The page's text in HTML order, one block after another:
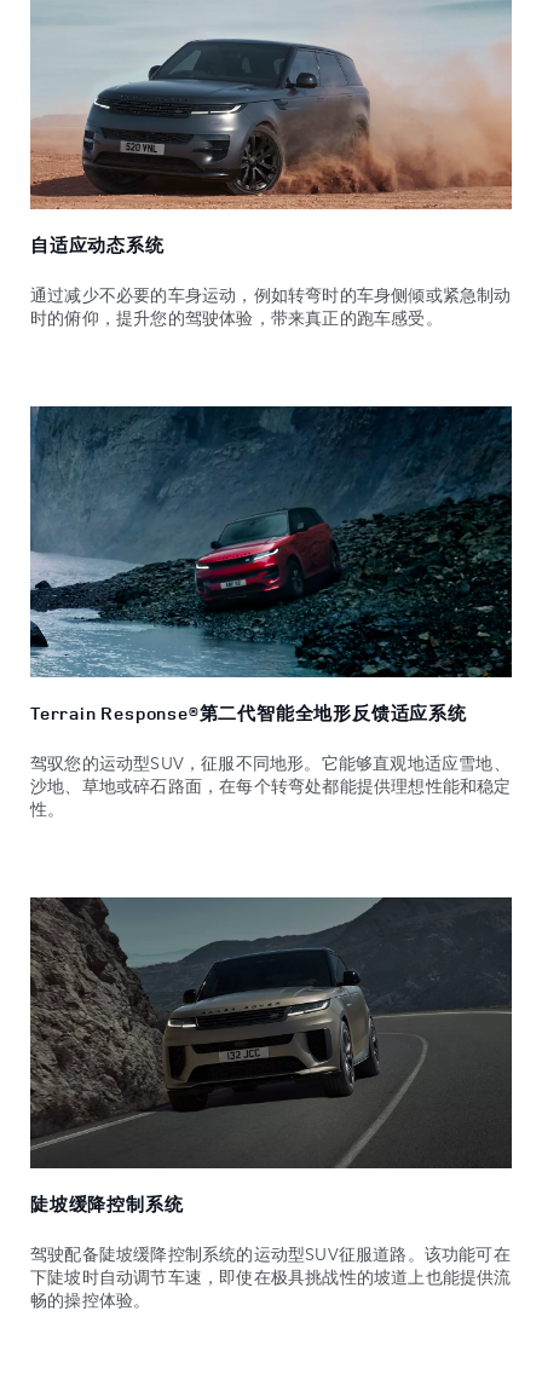
自适应动态系统
通过减少不必要的车身运动，例如转弯时的车身侧倾或紧急制动
时的俯仰，提升您的驾驶体验，带来真正的跑车感受。
Terrain Response®第二代智能全地形反馈适应系统
驾驭您的运动型SUV，征服不同地形。它能够直观地适应雪地、
沙地、草地或碎石路面，在每个转弯处都能提供理想性能和稳定
性。
陡坡缓降控制系统
驾驶配备陡坡缓降控制系统的运动型SUV征服道路。该功能可在
下陡坡时自动调节车速，即使在极具挑战性的坡道上也能提供流
畅的操控体验。